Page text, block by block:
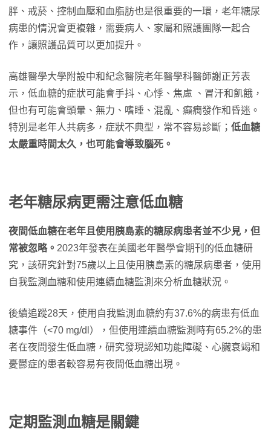
胖、戒菸、控制血壓和血脂肪也是很重要的一環，老年糖尿
病患的情況會更複雜，需要病人、家屬和照護團隊一起合
作，讓照護品質可以更加提升。
高雄醫學大學附設中和紀念醫院老年醫學科醫師謝正芳表
示，低血糖的症狀可能會手抖、心悸、焦慮 、冒汗和飢餓，
但也有可能會頭暈、無力、嗜睡、混亂、癲癇發作和昏迷。
特別是老年人共病多，症狀不典型，常不容易診斷； 低血糖
太嚴重時間太久，也可能會導致腦死。
老年糖尿病更需注意低血糖
夜間低血糖在老年且使用胰島素的糖尿病患者並不少見，但
常被忽略。 2023年發表在美國老年醫學會期刊的低血糖研
究，該研究針對75歲以上且使用胰島素的糖尿病患者，使用
自我監測血糖和使用連續血糖監測來分析血糖狀況。
後續追蹤28天，使用自我監測血糖約有37.6%的病患有低血
糖事件（<70 mg/dl），但使用連續血糖監測時有65.2%的患
者在夜間發生低血糖，研究發現認知功能障礙、心臟衰竭和
憂鬱症的患者較容易有夜間低血糖出現。
定期監測血糖是關鍵